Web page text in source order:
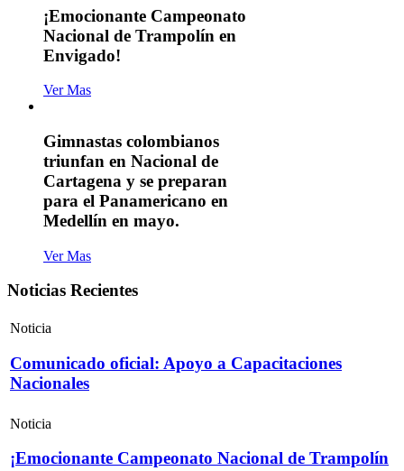
¡Emocionante Campeonato
Nacional de Trampolín en
Envigado!
Ver Mas
Gimnastas colombianos
triunfan en Nacional de
Cartagena y se preparan
para el Panamericano en
Medellín en mayo.
Ver Mas
Noticias Recientes
Noticia
Comunicado oficial: Apoyo a Capacitaciones
Nacionales
Noticia
¡Emocionante Campeonato Nacional de Trampolín